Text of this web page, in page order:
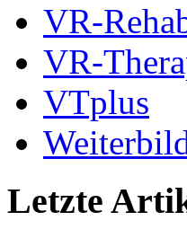
VR-
VR-
VTplus
Letzte